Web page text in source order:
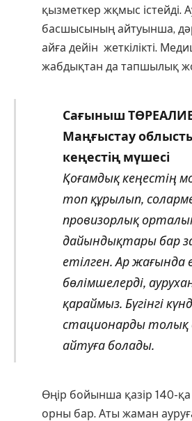
қызметкер жқмыс істейді.
басшысының айтуынша,
айға дейін жеткілікті.
жабдықтан да тапшылық
Сағыныш
Маңғыстау
кеңестің мүшесі
Қоғамдық кеңестің
топ құрылып,
провизорлық
дайындықтары бар
етілген. Ар жағында
бөлімшелерді,
қараймыз. Бүгінгі
стационарды толық
айтуға болады.
Өңір бойынша қазір 140-
орны бар. Аты жаман